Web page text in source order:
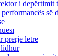
i depërtimit
performancës së
prerje letre